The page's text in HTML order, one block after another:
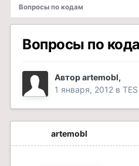
Вопросы по кодам
Вопросы по
Авторartemobl,
1 января, 2012 в
artemobl